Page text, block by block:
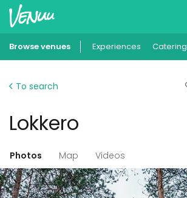
Wish lists
Browse venues Experiences Catering
To search
Lokkero
Photos Map Videos